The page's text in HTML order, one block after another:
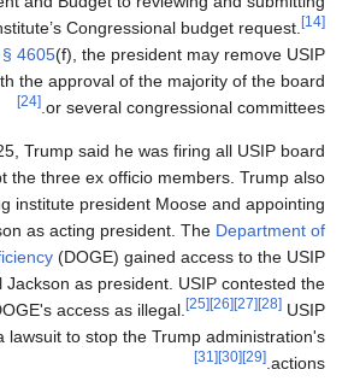
on the institute’s Congressional budget
22 U.S.C. § 4605(f), the president may
with the approval of the majority of
or several congressional
[24]
In March 2025, Trump said he was firing all
except the three ex officio members.
he was firing institute president Moose and
Jackson as acting president. The
Efficiency(DOGE) gained access to
to install Jackson as president. USIP
firings and DOGE's access as illegal.
[25]
filed a lawsuit to stop the Trump
[31]